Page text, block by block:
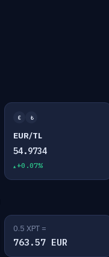
€ ₺
EUR/TL
54.9734
+0.07%
0.5 XPT =
763.57 EUR